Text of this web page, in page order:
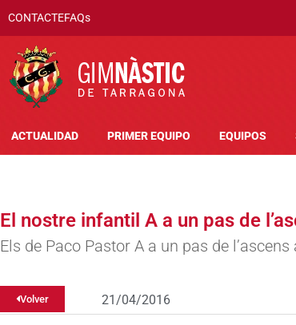
CONTACTEFAQs
ACTUALIDAD PRIMER EQUIPO EQUIPOS
El nostre infantil A a un pas de
Els de Paco Pastor A a un pas de
Volver 21/04/2016